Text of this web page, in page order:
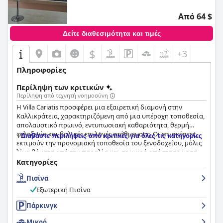
Από 64 $
Δείτε διαθεσιμότητα και τιμές
$ +3
Πληροφορίες
Περίληψη των κριτικών
Περίληψη από τεχνητή νοημοσύνη
Η Villa Cariatis προσφέρει μια εξαιρετική διαμονή στην
Καλλικράτεια, χαρακτηριζόμενη από μια υπέροχη τοποθεσία,
απολαυστικό πρωινό, εντυπωσιακή καθαριότητα, θερμή
φιλοξενία και βολικές επιλογές στάθμευσης. Οι επισκέπτες
εκτιμούν την προνομιακή τοποθεσία του ξενοδοχείου, μόλις
λίγα βήματα από την παραλία και σε μικρή απόσταση με τα
πόδια από το κέντρο της πόλης, επιτρέποντας εύκολη
πρόσβαση σε τοπικά αξιοθέατα και ανέσεις. Η εγγύτητά του
στο αεροδρόμιο προσθέτει στην ελκυστικότητά του για
διεθνείς ταξιδιώτες που αναζητούν τόσο χαλάρωση όσο και
εξερεύνηση.
Διαβάστε περιλήψεις από κριτικές για όλες τις κατηγορίες
Κατηγορίες
Πισίνα
Εξωτερική Πισίνα
Πάρκινγκ